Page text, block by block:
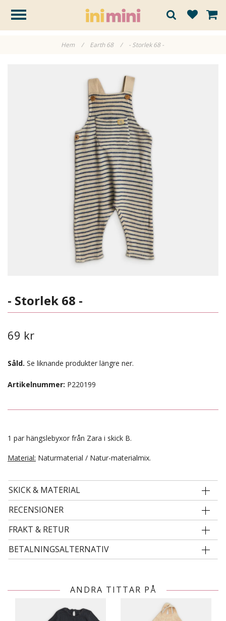
Hem / Earth 68 / - Storlek 68 -
- Storlek 68 -
69 kr
Såld. Se liknande produkter längre ner.
Artikelnummer: P220199
1 par hängslebyxor från Zara i skick B.
Material: Naturmaterial / Natur-materialmix.
SKICK & MATERIAL
RECENSIONER
FRAKT & RETUR
BETALNINGSALTERNATIV
ANDRA TITTAR PÅ